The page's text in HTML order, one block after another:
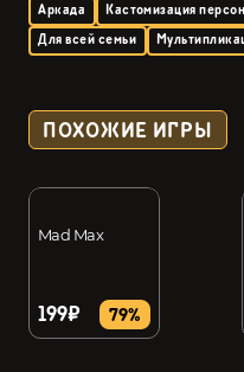
Аркада
Кастомизация
Для всей семьи
ПОХОЖИЕ ИГРЫ
Mad Max
199₽ 79%